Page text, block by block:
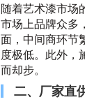
随着艺术漆市场
市场上品牌众多
面，中间商环节
度极低。此外，
而却步。
二、厂家直